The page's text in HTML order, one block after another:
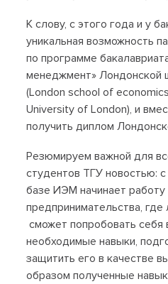
К слову, с этого года и у
уникальная возможность
по программе
менеджмент» Лондонской
(London school of
University of London), и
получить диплом
Резюмируем важной для
студентов ТГУ новостью:
базе ИЭМ начинает
предпринимательства,
сможет попробовать себя
необходимые навыки,
защитить его в качестве
образом полученные